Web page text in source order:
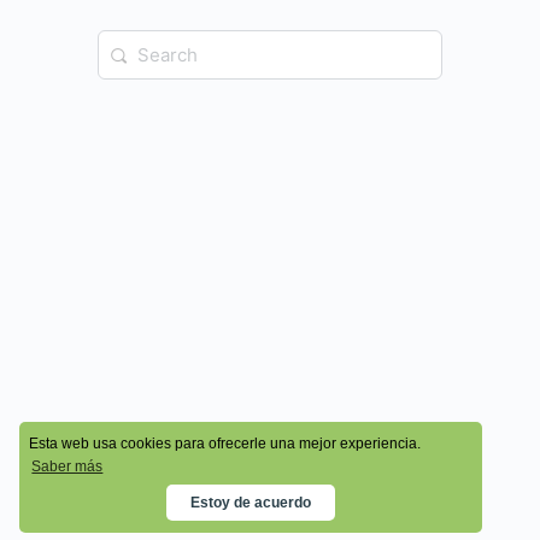
Esta web usa cookies para ofrecerle una mejor experiencia.
Saber más
Estoy de acuerdo
© 2026 - Cala Academy